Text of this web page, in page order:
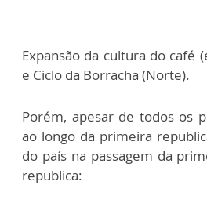
Expansão da cultura do café
e Ciclo da Borracha (Norte).
Porém, apesar de todos os
ao longo da primeira
do país na passagem da
republica: